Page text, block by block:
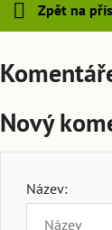
Zpět na
Nový
Název: